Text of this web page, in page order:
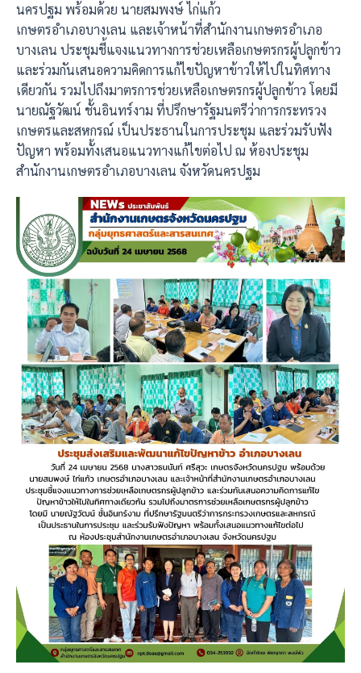
นครปฐม พร้อมด้วย นายสมพงษ์ ไก่แก้ว
เกษตรอำเภอบางเลน และเจ้าหน้าที่สำนักงานเกษตรอำเภอ
บางเลน ประชุมชี้แจงแนวทางการช่วยเหลือเกษตรกรผู้ปลูกข้าว
และร่วมกันเสนอความคิดการแก้ไขปัญหาข้าวให้ไปในทิศทาง
เดียวกัน รวมไปถึงมาตรการช่วยเหลือเกษตรกรผู้ปลูกข้าว โดยมี
นายณัฐวัฒน์ ชั้นอินทร์งาม ที่ปรึกษารัฐมนตรีว่าการกระทรวง
เกษตรและสหกรณ์ เป็นประธานในการประชุม และร่วมรับฟัง
ปัญหา พร้อมทั้งเสนอแนวทางแก้ไขต่อไป ณ ห้องประชุม
สำนักงานเกษตรอำเภอบางเลน จังหวัดนครปฐม